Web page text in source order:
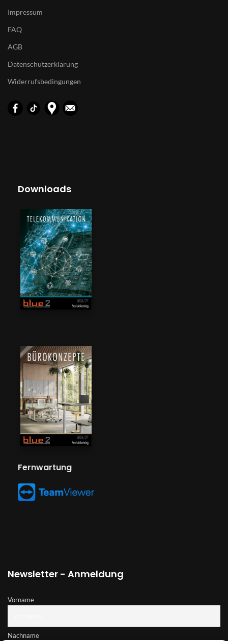
Impressum
FAQ
AGB
Datenschutzerklärung
Widerrufsbedingungen
Downloads
Fernwartung
Newsletter - Anmeldung
Vorname
Nachname